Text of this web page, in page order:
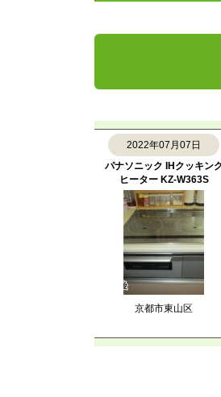
2022年07月07日
パナソニック IHクッキング
ヒーター KZ-W363S
京都市東山区